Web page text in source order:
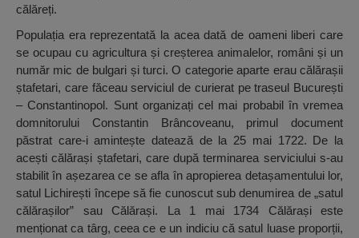
călăreți.
Populația era reprezentată la acea dată de oameni liberi care
se ocupau cu agricultura și creșterea animalelor, români și un
număr mic de bulgari și turci. O categorie aparte erau călărașii
ștafetari, care făceau serviciul de curierat pe traseul București
– Constantinopol. Sunt organizați cel mai probabil în vremea
domnitorului Constantin Brâncoveanu, primul document
păstrat care-i amintește datează de la 25 mai 1722. De la
acești călărași ștafetari, care după terminarea serviciului s-au
stabilit în așezarea ce se afla în apropierea detașamentului lor,
satul Lichirești începe să fie cunoscut sub denumirea de „satul
călărașilor” sau Călărași. La 1 mai 1734 Călărași este
menționat ca târg, ceea ce e un indiciu că satul luase proporții,